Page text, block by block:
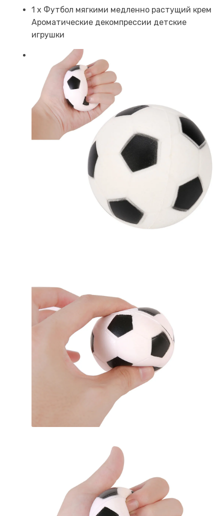
1 x Футбол мягкими медленно растущий крем
Ароматические декомпрессии детские
игрушки